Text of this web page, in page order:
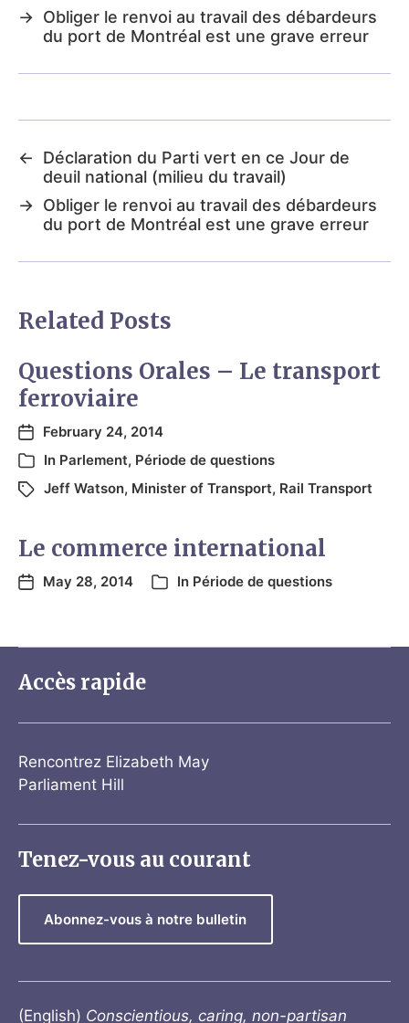
→ Obliger le renvoi au travail des débardeurs
du port de Montréal est une grave erreur
←
Déclaration du Parti vert en ce Jour de
deuil national (milieu du travail)
→ Obliger le renvoi au travail des débardeurs
du port de Montréal est une grave erreur
Related Posts
Questions Orales – Le transport
ferroviaire
February 24, 2014
In Parlement, Période de questions
Jeff Watson, Minister of Transport, Rail Transport
Le commerce international
May 28, 2014 In Période de questions
Accès rapide
Rencontrez Elizabeth May
Parliament Hill
Tenez-vous au courant
Abonnez-vous à notre bulletin
(English) Conscientious, caring, non-partisan